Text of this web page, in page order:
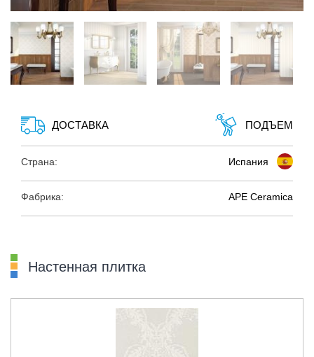
ДОСТАВКА ПОДЪЕМ
Страна: Испания
Фабрика: APE Ceramica
Настенная плитка